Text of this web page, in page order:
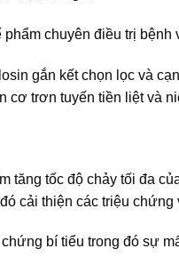
phẩm chuyên điều trị bệnh
gắn kết chọn lọc và
cơ trơn tuyến tiền liệt và
tăng tốc độ chảy tối đa
cải thiện các triệu chứng
bí tiểu trong đó sự